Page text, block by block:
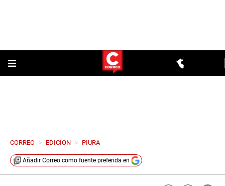
CORREO > EDICION > PIURA
Añadir Correo como fuente preferida en